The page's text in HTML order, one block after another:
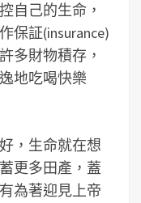
自己的生命，
保証(insurance)
多財物積存，
地吃喝快樂
，生命就在想
更多田產，蓋
為著迎見上帝